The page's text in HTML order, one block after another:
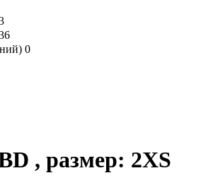
0
, размер: 2XS